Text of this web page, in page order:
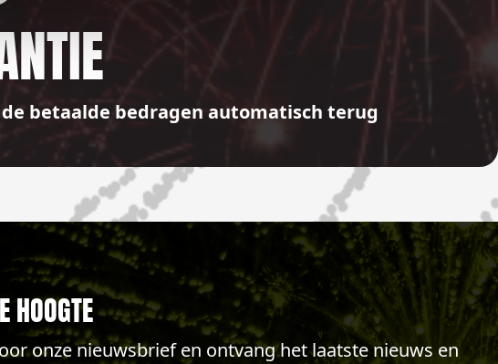
betaalde bedragen automatisch terug
HOOGTE
onze nieuwsbrief en ontvang het laatste nieuws en